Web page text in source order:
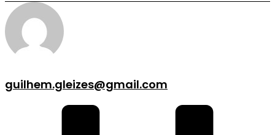
guilhem.gleizes@gmail.com